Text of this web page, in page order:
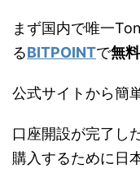
まず国内で唯一
るBITPOINTで無
公式サイトから簡
口座開設が完了し
購入するために日